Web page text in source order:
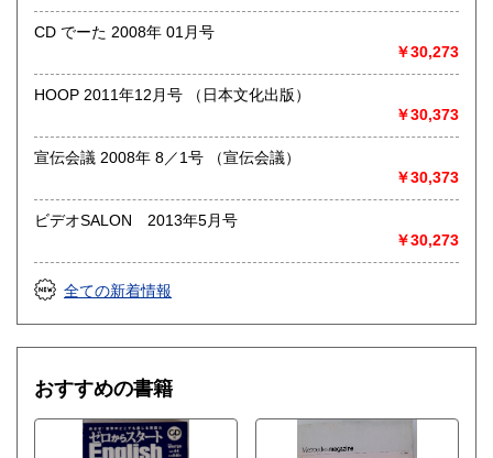
CD でーた 2008年 01月号
￥30,273
HOOP 2011年12月号 （日本文化出版）
￥30,373
宣伝会議 2008年 8／1号 （宣伝会議）
￥30,373
ビデオSALON 2013年5月号
￥30,273
全ての新着情報
おすすめの書籍